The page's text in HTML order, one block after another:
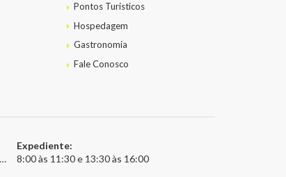
Pontos Turísticos
Hospedagem
Gastronomia
Fale Conosco
Expediente:
8:00 às 11:30 e 13:30 às 16:00